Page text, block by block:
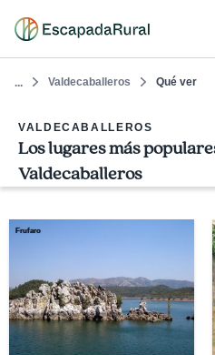
... Valdecaballeros Qué ver
VALDECABALLEROS
Los lugares más
Valdecaballeros
Frufaro